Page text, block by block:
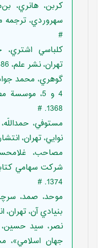
کربن، هانري،
#
کلباسي
تهران، نشر علم، 1386. #
گوهري، محمد
4 و 5، موسسة
1368. #
مستوفي،
نوايي، تهران، انتشارات
مصاحب،
1374. #
موحد، صمد،
بنيادي آن، تهران،
نصر، سيد